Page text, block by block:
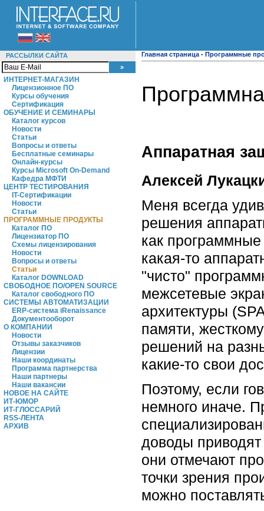
РАССЫЛКИ САЙТА
ИНТЕРНЕТ-МАГАЗИН
Лицензионное ПО
Курсы обучения
Сертификация
ОБУЧЕНИЕ И СЕМИНАРЫ
Каталог курсов
Новости
Статьи
Вопросы и ответы
Бесплатные семинары
Онлайн-курсы
Курсы Microsoft On-Demand
Кафедра МФТИ
ЦЕНТР ТЕСТИРОВАНИЯ
IT-Сертификации
Новости
Статьи
ПРОГРАММНЫЕ ПРОДУКТЫ
Каталог ПО
Лицензиатор ПО
Схемы лицензирования
Новости
Вопросы и ответы
Статьи
Каталог DOWNLOAD
СВОБОДНОЕ ПО/OPEN SOURCE
Каталог свободного ПО
СИСТЕМЫ АВТОМАТИЗАЦИИ
ERP-система iRenaissance
Документооборот
О КОМПАНИИ
Новости
Отзывы заказчиков
Лицензии
Наши координаты
Программа партнерства
Наши партнеры
Наши вакансии
НОВОЕ НА САЙТЕ
ИТ-ЮМОР
ИТ-ГЛОССАРИЙ
RSS-ЛЕНТА
АРХИВ
Главная страница - Программные
Аппаратная
Алексей
Меня всегда
решения
как
какая-то
"чисто"
межсетевые
архитектуры
памяти,
решений на
какие-то свои
Поэтому, если
немного иначе.
доводы
они отмечают
точки зрения
можно